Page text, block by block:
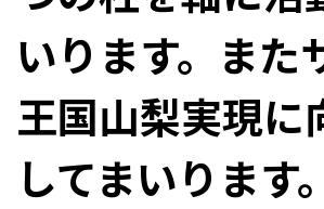
いります。また
王国山梨実現に
してまいります。